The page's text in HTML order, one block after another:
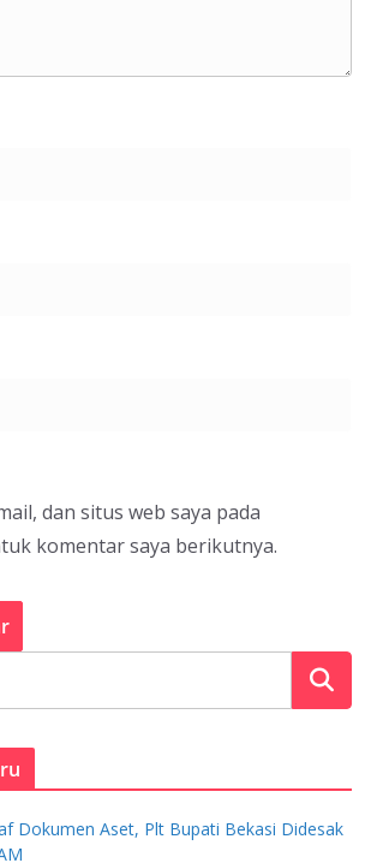
dan situs web saya pada
komentar saya berikutnya.
Dokumen Aset, Plt Bupati Bekasi Didesak